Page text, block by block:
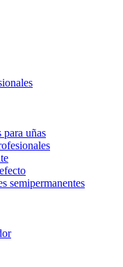
para uñas
semipermanentes